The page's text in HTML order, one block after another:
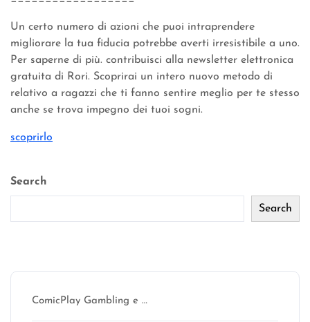
Un certo numero di azioni che puoi intraprendere
migliorare la tua fiducia potrebbe averti irresistibile a uno.
Per saperne di più. contribuisci alla newsletter elettronica
gratuita di Rori. Scoprirai un intero nuovo metodo di
relativo a ragazzi che ti fanno sentire meglio per te stesso
anche se trova impegno dei tuoi sogni.
scoprirlo
Search
Search
ComicPlay Gambling e …